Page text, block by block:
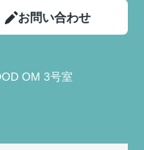
お問い合わせ
OM 3号室